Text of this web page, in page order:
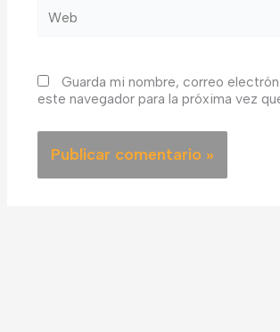
Guarda mi nombre, correo
este navegador para la próxima vez